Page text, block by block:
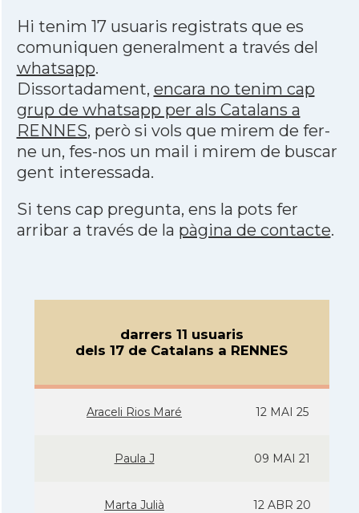
Hi tenim 17 usuaris registrats que es
comuniquen generalment a través del
whatsapp.
Dissortadament, encara no tenim cap
grup de whatsapp per als Catalans a
RENNES, però si vols que mirem de fer-
ne un, fes-nos un mail i mirem de buscar
gent interessada.
Si tens cap pregunta, ens la pots fer
arribar a través de la pàgina de contacte.
darrers 11 usuaris
dels 17 de Catalans a RENNES
Araceli Rios Maré 12 MAI 25
Paula J 09 MAI 21
Marta Julià 12 ABR 20